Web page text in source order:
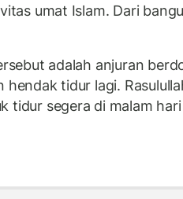
umat Islam. Dari
adalah anjuran
tidur lagi.
tidur segera di malam